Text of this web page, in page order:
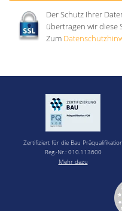
Der Schutz Ihrer
übertragen wir diese
Zum
Zertifiziert für die Bau Präqualifikation
Reg.-Nr.: 010.113600
Mehr dazu